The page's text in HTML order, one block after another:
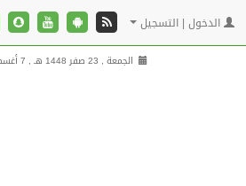
الدخول | التسجيل
الجمعة , 23 صفر 1448 هـ , 7 أغسطس 2026 م